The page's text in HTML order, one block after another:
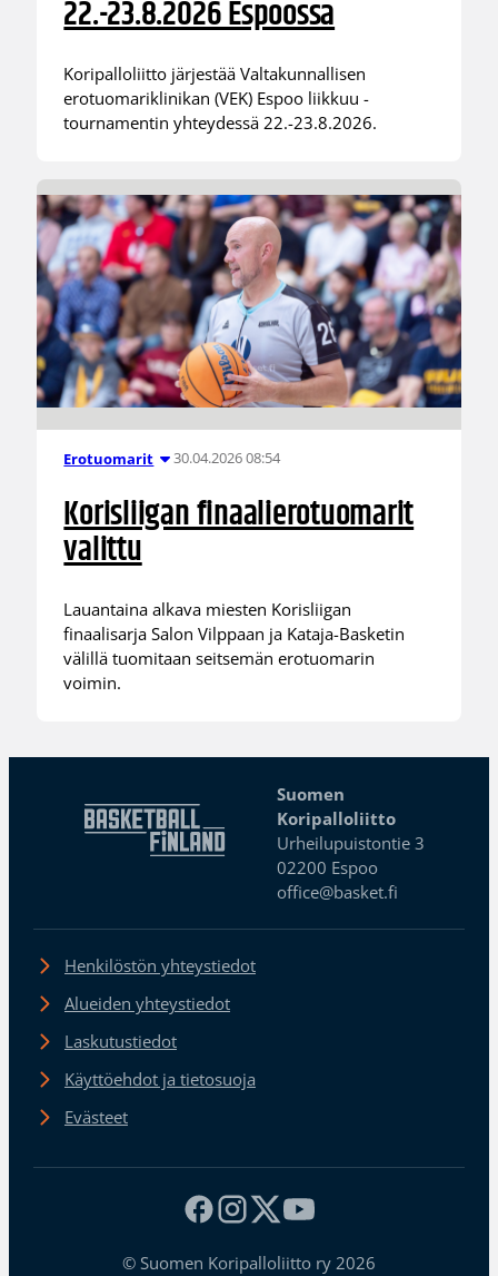
22.-23.8.2026 Espoossa
Koripalloliitto järjestää Valtakunnallisen
erotuomariklinikan (VEK) Espoo liikkuu -
tournamentin yhteydessä 22.-23.8.2026.
Erotuomarit 30.04.2026 08:54
Korisliigan finaalierotuomarit
valittu
Lauantaina alkava miesten Korisliigan
finaalisarja Salon Vilppaan ja Kataja-Basketin
välillä tuomitaan seitsemän erotuomarin
voimin.
Suomen
Koripalloliitto
Urheilupuistontie 3
02200 Espoo
office@basket.fi
Henkilöstön yhteystiedot
Alueiden yhteystiedot
Laskutustiedot
Käyttöehdot ja tietosuoja
Evästeet
© Suomen Koripalloliitto ry 2026